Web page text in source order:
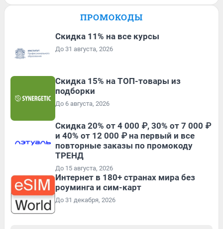
ПРОМОКОДЫ
Скидка 11% на все курсы
До 31 августа, 2026
Скидка 15% на ТОП-товары из
подборки
До 6 августа, 2026
Скидка 20% от 4 000 ₽, 30% от 7 000 ₽
и 40% от 12 000 ₽ на первый и все
повторные заказы по промокоду
ТРЕНД
До 15 августа, 2026
Интернет в 180+ странах мира без
роуминга и сим-карт
До 31 декабря, 2026